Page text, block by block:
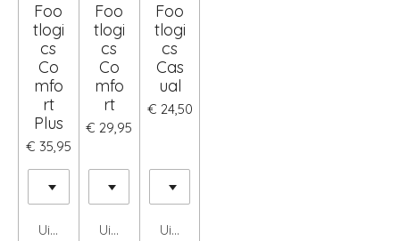
Foo
tlogi
cs
Co
mfo
rt
Plus
€ 35,95
Uitgeschakeld
Foo
tlogi
cs
Co
mfo
rt
€ 29,95
Uitgeschakeld
Foo
tlogi
cs
Cas
ual
€ 24,50
Uitgeschakeld